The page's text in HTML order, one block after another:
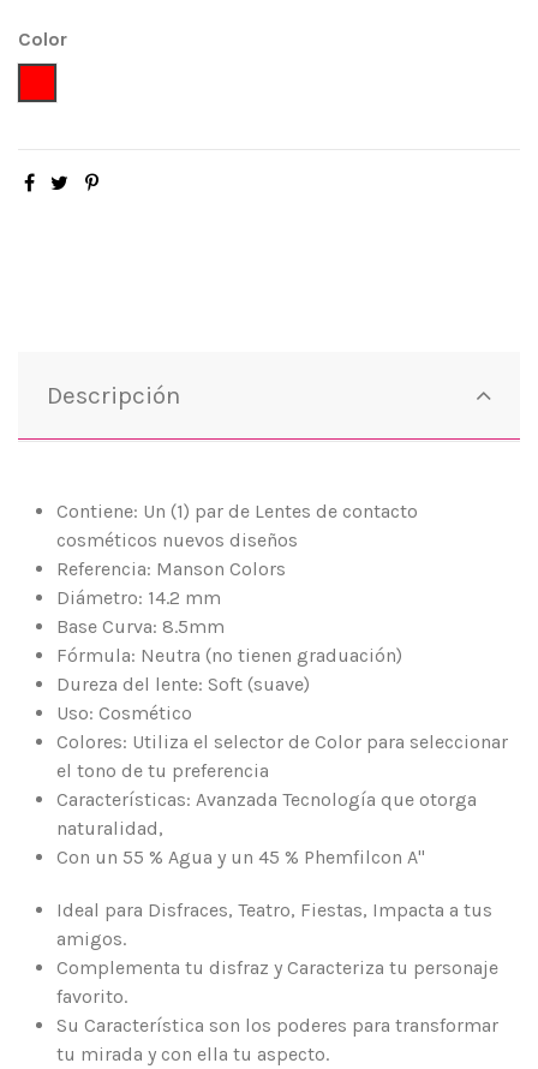
Color
Descripción
Contiene: Un (1) par de Lentes de contacto
cosméticos nuevos diseños
Referencia: Manson Colors
Diámetro: 14.2 mm
Base Curva: 8.5mm
Fórmula: Neutra (no tienen graduación)
Dureza del lente: Soft (suave)
Uso: Cosmético
Colores: Utiliza el selector de Color para seleccionar
el tono de tu preferencia
Características: Avanzada Tecnología que otorga
naturalidad,
Con un 55 % Agua y un 45 % Phemfilcon A"
Ideal para Disfraces, Teatro, Fiestas, Impacta a tus
amigos.
Complementa tu disfraz y Caracteriza tu personaje
favorito.
Su Característica son los poderes para transformar
tu mirada y con ella tu aspecto.